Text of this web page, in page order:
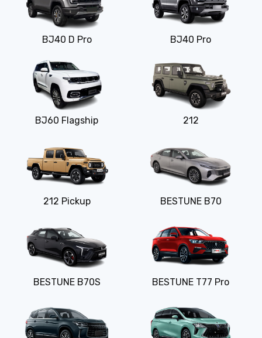
BJ40 D Pro BJ40 Pro
BJ60 Flagship 212
212 Pickup BESTUNE B70
BESTUNE B70S BESTUNE T77 Pro